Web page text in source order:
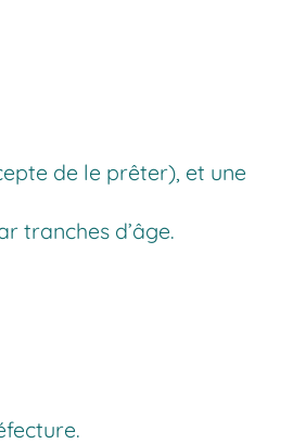
de le prêter), et une
tranches d’âge.